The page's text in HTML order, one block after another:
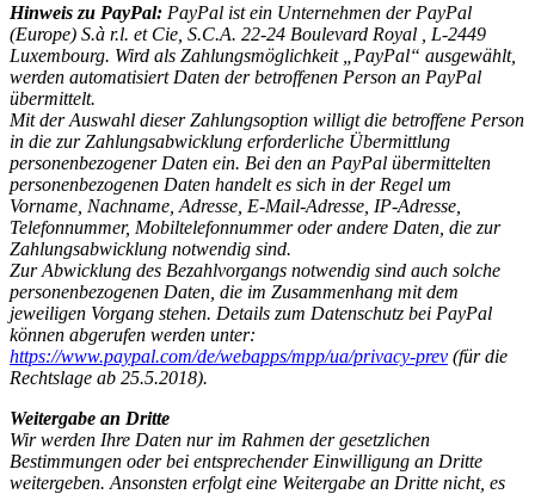
Hinweis zu PayPal: PayPal ist ein Unternehmen der PayPal
(Europe) S.à r.l. et Cie, S.C.A. 22-24 Boulevard Royal , L-2449
Luxembourg. Wird als Zahlungsmöglichkeit „PayPal“ ausgewählt,
werden automatisiert Daten der betroffenen Person an PayPal
übermittelt.
Mit der Auswahl dieser Zahlungsoption willigt die betroffene Person
in die zur Zahlungsabwicklung erforderliche Übermittlung
personenbezogener Daten ein. Bei den an PayPal übermittelten
personenbezogenen Daten handelt es sich in der Regel um
Vorname, Nachname, Adresse, E-Mail-Adresse, IP-Adresse,
Telefonnummer, Mobiltelefonnummer oder andere Daten, die zur
Zahlungsabwicklung notwendig sind.
Zur Abwicklung des Bezahlvorgangs notwendig sind auch solche
personenbezogenen Daten, die im Zusammenhang mit dem
jeweiligen Vorgang stehen. Details zum Datenschutz bei PayPal
können abgerufen werden unter:
https://www.paypal.com/de/webapps/mpp/ua/privacy-prev (für die
Rechtslage ab 25.5.2018).
Weitergabe an Dritte
Wir werden Ihre Daten nur im Rahmen der gesetzlichen
Bestimmungen oder bei entsprechender Einwilligung an Dritte
weitergeben. Ansonsten erfolgt eine Weitergabe an Dritte nicht, es